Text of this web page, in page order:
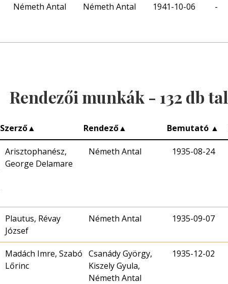
Németh Antal Németh Antal 1941-10-06 -
Rendezői munkák - 132 db
Szerző▲ Rendező▲ Bemutató ▲
Arisztophanész‏‎,
George Delamare
Németh Antal 1935-08-24
Plautus, Révay
József
Németh Antal 1935-09-07
Madách Imre, Szabó
Lőrinc
Csanády György,
Kiszely Gyula,
Németh Antal
1935-12-02